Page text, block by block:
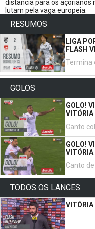
distância para os açorianos
lutam pela vaga europeia.
RESUMOS
LIGA
FLASH
GOLOS
GOLO!
GOLO!
TODOS OS LANCES
VITÓRIA